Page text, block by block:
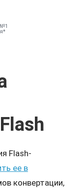
Flash-
ее в
конвертации,